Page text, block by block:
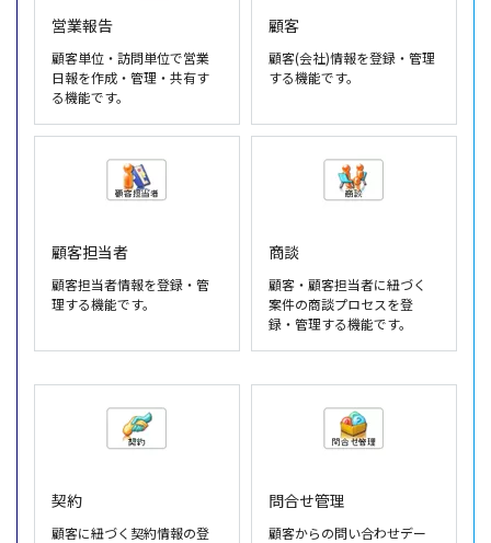
営業報告
顧客単位・訪問単位で営業
日報を作成・管理・共有す
る機能です。
顧客
顧客(会社)情報を登録・管理
する機能です。
顧客担当者
顧客担当者情報を登録・管
理する機能です。
商談
顧客・顧客担当者に紐づく
案件の商談プロセスを登
録・管理する機能です。
契約
顧客に紐づく契約情報の登
問合せ管理
顧客からの問い合わせデー